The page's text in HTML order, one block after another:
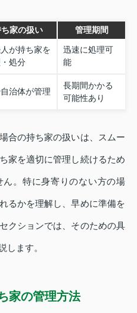
家の扱い 管理期間
が持ち家を
処分
迅速に処理可
能
治体が管理
長期間かかる
可能性あり
合の持ち家の扱いは、スムー
家を適切に管理し続けるため
。特に身寄りのない方の場
るかを理解し、早めに準備を
クションでは、そのための具
します。
家の管理方法